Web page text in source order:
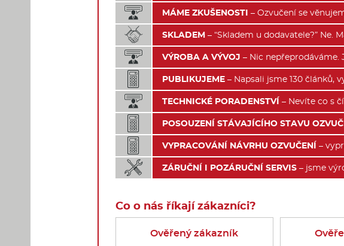
 MÁME ZKUŠENOSTI – Ozvučení se
 SKLADEM – “Skladem u dodavatele?” Ne.
 VÝROBA A VÝVOJ – Nic
 PUBLIKUJEME – Napsali jsme 130 článků,
 TECHNICKÉ PORADENSTVÍ – Nevíte co s
 POSOUZENÍ STÁVAJÍCÍHO STAVU
 VYPRACOVÁNÍ NÁVRHU OZVUČENÍ –
 ZÁRUČNÍ I POZÁRUČNÍ SERVIS – jsme
Co o nás říkají zákazníci?
Ověřený zákazník